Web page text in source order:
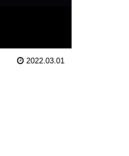
2022.03.01